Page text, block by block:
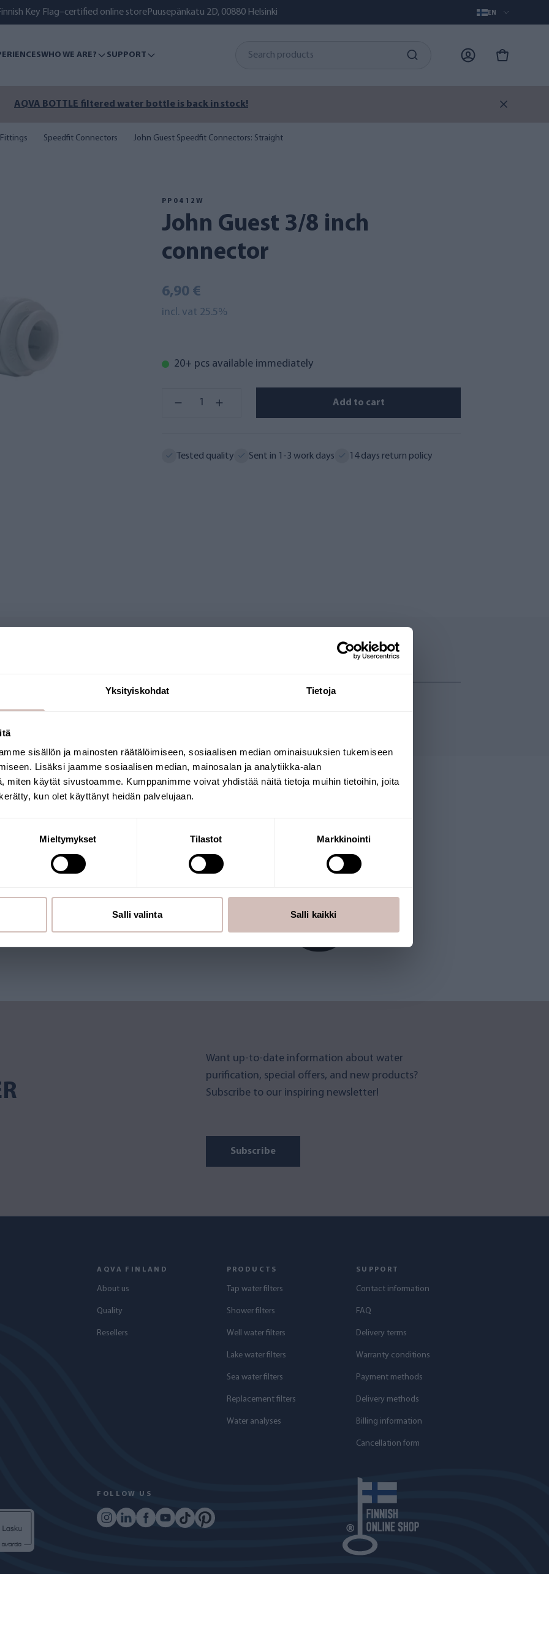
Yksityiskohdat Tietoja
sisällön ja mainosten räätälöimiseen, sosiaalisen median ominaisuuksien tukemiseen
Lisäksi jaamme sosiaalisen median, mainosalan ja analytiikka-alan
miten käytät sivustoamme. Kumppanimme voivat yhdistää näitä tietoja muihin tietoihin, joita
kun olet käyttänyt heidän palvelujaan.
Mieltymykset Tilastot Markkinointi
Salli valinta Salli kaikki
Key Flag–certified online storePuusepänkatu 2D, 00880 Helsinki EN
WHO WE ARE? SUPPORT
isn’t over yet – ensure clean lake, seawater or well water.
Speedfit Connectors John Guest Speedfit Connectors: Straight
PP0412W
John Guest 3/8 inch
connector
6,90 €
incl. vat 25.5%
20+ pcs available immediately
Add to cart
Tested quality Sent in 1-3 work days 14 days return policy
Symbol. The store is
shipped from Finland.
Want up-to-date information about water
purification, special offers, and new products?
Subscribe to our inspiring newsletter!
Subscribe
AQVA FINLAND
About us
Quality
Resellers
PRODUCTS
Tap water filters
Shower filters
Well water filters
Lake water filters
Sea water filters
Replacement filters
Water analyses
SUPPORT
Contact information
FAQ
Delivery terms
Warranty conditions
Payment methods
Delivery methods
Billing information
Cancellation form
FOLLOW US
Select your shipping country and language to
continu
Shipping country
Language